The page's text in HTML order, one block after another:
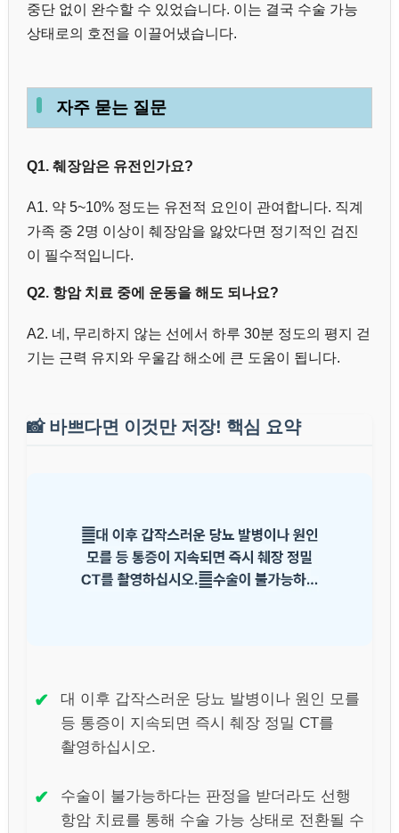
중단 없이 완수할 수 있었습니다. 이는 결국 수술 가능
상태로의 호전을 이끌어냈습니다.
자주 묻는 질문
Q1. 췌장암은 유전인가요?
A1. 약 5~10% 정도는 유전적 요인이 관여합니다. 직계
가족 중 2명 이상이 췌장암을 앓았다면 정기적인 검진
이 필수적입니다.
Q2. 항암 치료 중에 운동을 해도 되나요?
A2. 네, 무리하지 않는 선에서 하루 30분 정도의 평지 걷
기는 근력 유지와 우울감 해소에 큰 도움이 됩니다.
📸 바쁘다면 이것만 저장! 핵심 요약
✔
대 이후 갑작스러운 당뇨 발병이나 원인 모를
등 통증이 지속되면 즉시 췌장 정밀 CT를
촬영하십시오.
✔
수술이 불가능하다는 판정을 받더라도 선행
항암 치료를 통해 수술 가능 상태로 전환될 수